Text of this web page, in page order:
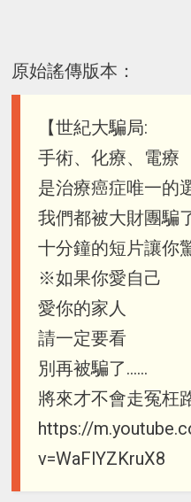
原始謠傳版本：
【世紀大騙局:
手術、化療、電療
是治療癌症唯一的
我們都被大財團騙
十分鐘的短片讓你
※如果你愛自己
愛你的家人
請一定要看
別再被騙了……
將來才不會走冤枉
https://
v=WaFlYZKruX8